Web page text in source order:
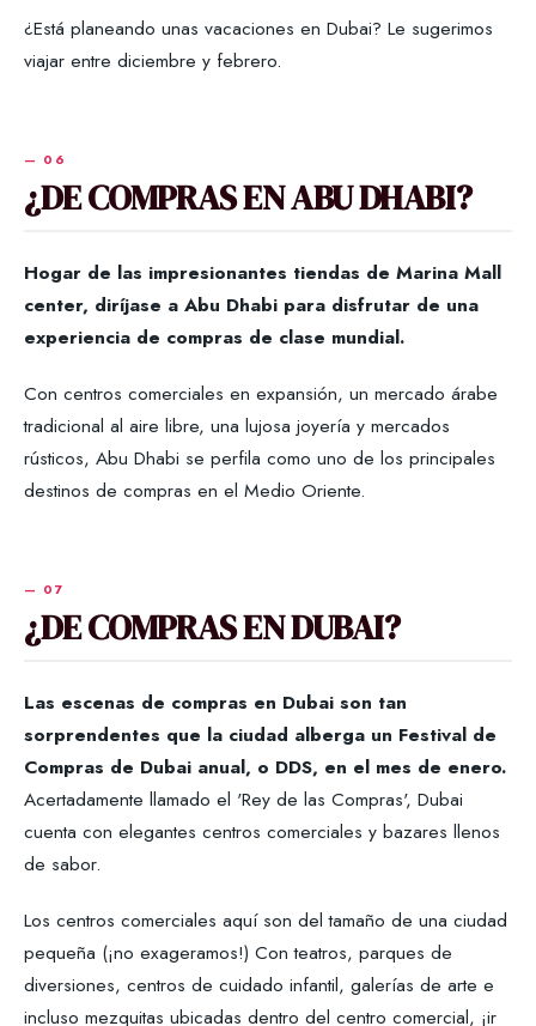
¿Está planeando unas vacaciones en Dubai? Le sugerimos
viajar entre diciembre y febrero.
¿DE COMPRAS EN ABU DHABI?
Hogar de las impresionantes tiendas de Marina Mall
center, diríjase a Abu Dhabi para disfrutar de una
experiencia de compras de clase mundial.
Con centros comerciales en expansión, un mercado árabe
tradicional al aire libre, una lujosa joyería y mercados
rústicos, Abu Dhabi se perfila como uno de los principales
destinos de compras en el Medio Oriente.
¿DE COMPRAS EN DUBAI?
Las escenas de compras en Dubai son tan
sorprendentes que la ciudad alberga un Festival de
Compras de Dubai anual, o DDS, en el mes de enero.
Acertadamente llamado el 'Rey de las Compras', Dubai
cuenta con elegantes centros comerciales y bazares llenos
de sabor.
Los centros comerciales aquí son del tamaño de una ciudad
pequeña (¡no exageramos!) Con teatros, parques de
diversiones, centros de cuidado infantil, galerías de arte e
incluso mezquitas ubicadas dentro del centro comercial, ¡ir